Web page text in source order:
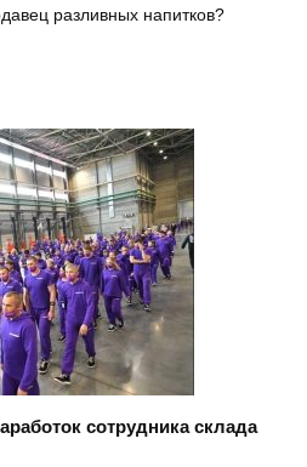
разливных напитков?
сотрудника склада